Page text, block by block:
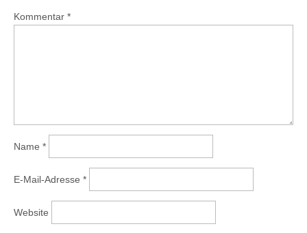
Kommentar *
Name *
E-Mail-Adresse *
Website